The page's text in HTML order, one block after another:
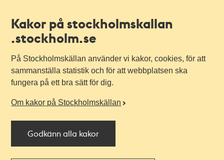
Kakor på stockholmskallan
.stockholm.se
På Stockholmskällan använder vi kakor, cookies, för att
sammanställa statistik och för att webbplatsen ska
fungera på ett bra sätt för dig.
Om kakor på Stockholmskällan
Godkänn alla kakor